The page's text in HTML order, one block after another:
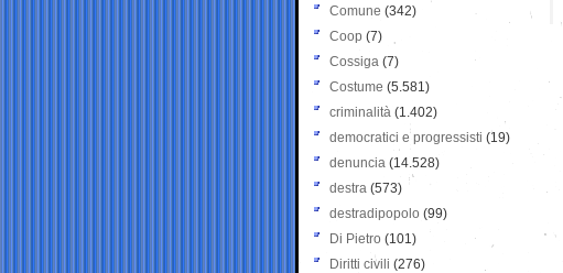
Comune (342)
Coop (7)
Cossiga (7)
Costume (5.581)
criminalità (1.402)
democratici e progressisti (19)
denuncia (14.528)
destra (573)
destradipopolo (99)
Di Pietro (101)
Diritti civili (276)